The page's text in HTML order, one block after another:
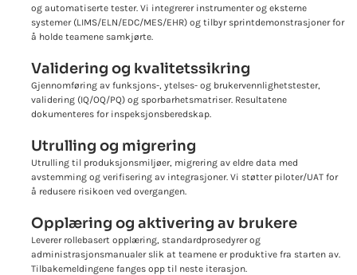
og automatiserte tester. Vi integrerer instrumenter og eksterne
systemer (LIMS/ELN/EDC/MES/EHR) og tilbyr sprintdemonstrasjoner for
å holde teamene samkjørte.
Validering og kvalitetssikring
Gjennomføring av funksjons-, ytelses- og brukervennlighetstester,
validering (IQ/OQ/PQ) og sporbarhetsmatriser. Resultatene
dokumenteres for inspeksjonsberedskap.
Utrulling og migrering
Utrulling til produksjonsmiljøer, migrering av eldre data med
avstemming og verifisering av integrasjoner. Vi støtter piloter/UAT for
å redusere risikoen ved overgangen.
Opplæring og aktivering av brukere
Leverer rollebasert opplæring, standardprosedyrer og
administrasjonsmanualer slik at teamene er produktive fra starten av.
Tilbakemeldingene fanges opp til neste iterasjon.